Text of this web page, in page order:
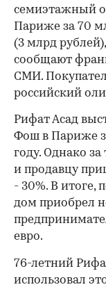
семиэтажный
Париже за 70
(3 млрд рублей),
сообщают
СМИ.
российский
Рифат Асад
Фош в Париже
году. Однако
и продавцу
- 30%. В
дом приобрел
евро.
76-летний
использовал